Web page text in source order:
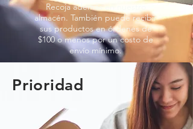
Recoja además en nuestro
almacén. También puede recibir
sus productos en órdenes de
$100 o menos por un costo de
envío mínimo.
Prioridad